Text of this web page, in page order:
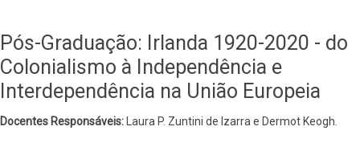
Pós-Graduação: Irlanda 1920-2020 - do
Colonialismo à Independência e
Interdependência na União Europeia
Docentes Responsáveis: Laura P. Zuntini de Izarra e Dermot Keogh.